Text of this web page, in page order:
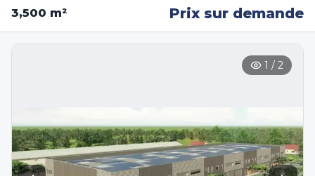
3,500 m² Prix sur demande
1 / 2